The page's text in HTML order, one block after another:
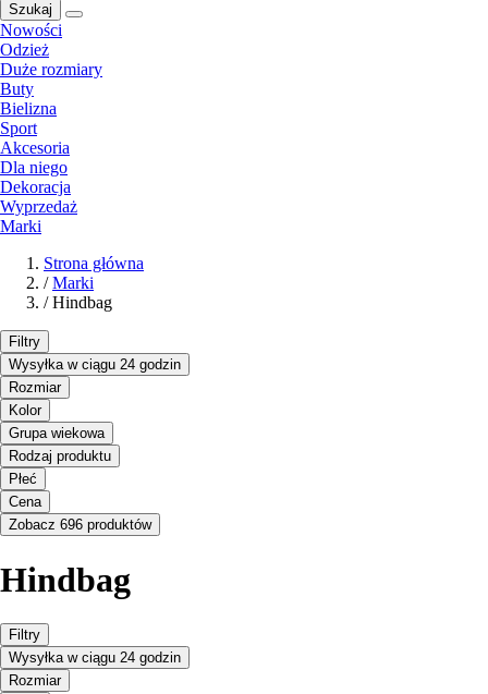
Szukaj
Nowości
Odzież
Duże rozmiary
Buty
Bielizna
Sport
Akcesoria
Dla niego
Dekoracja
Wyprzedaż
Marki
Strona główna
/ Marki
/ Hindbag
Filtry
Wysyłka w ciągu 24 godzin
Rozmiar
Kolor
Grupa wiekowa
Rodzaj produktu
Płeć
Cena
Zobacz 696 produktów
Hindbag
Filtry
Wysyłka w ciągu 24 godzin
Rozmiar